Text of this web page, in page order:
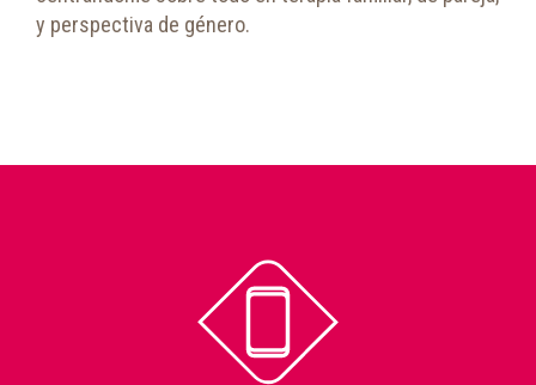
y perspectiva de género.